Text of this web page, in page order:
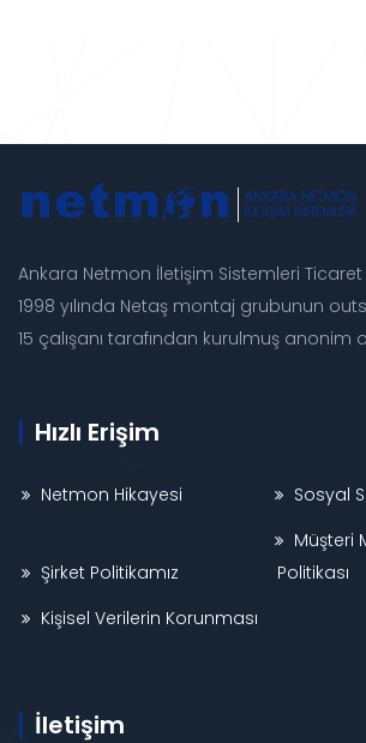
Ankara Netmon İletişim Sistemleri Ticaret
1998 yılında Netaş montaj grubunun
15 çalışanı tarafından kurulmuş anonim
Hızlı Erişim
Netmon Hikayesi Sosyal
Şirket Politikamız
Müşteri
Politikası
Kişisel Verilerin Korunması
İletişim